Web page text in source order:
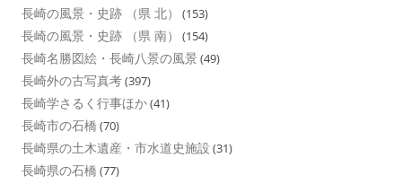
長崎の風景・史跡 （県 北） (153)
長崎の風景・史跡 （県 南） (154)
長崎名勝図絵・長崎八景の風景 (49)
長崎外の古写真考(397)
長崎学さるく行事ほか(41)
長崎市の石橋 (70)
長崎県の土木遺産・市水道史施設 (31)
長崎県の石橋 (77)